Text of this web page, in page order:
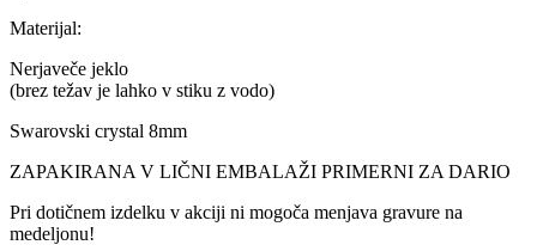
Materijal:
Nerjaveče jeklo
(brez težav je lahko v stiku z vodo)
Swarovski crystal 8mm
ZAPAKIRANA V LIČNI EMBALAŽI PRIMERNI ZA DARIO
Pri dotičnem izdelku v akciji ni mogoča menjava gravure na
medeljonu!